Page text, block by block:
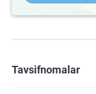
Tavsifnomalar